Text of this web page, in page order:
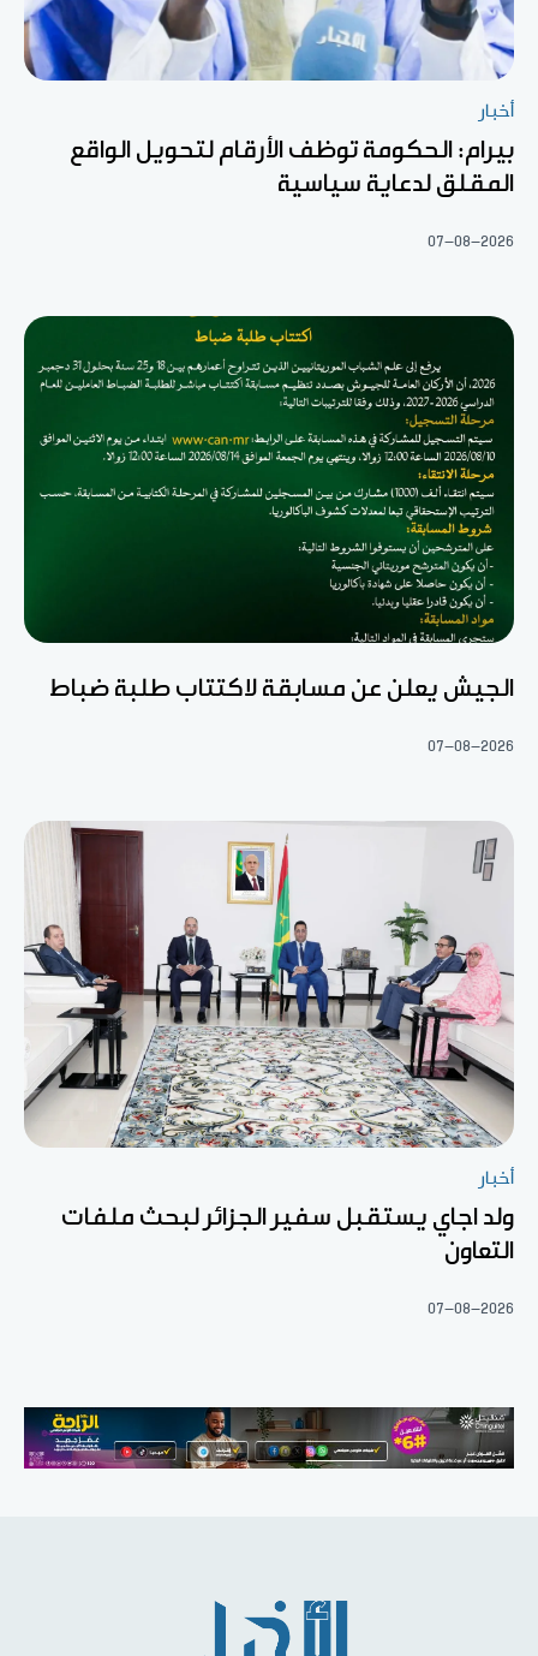
أخبار
بيرام: الحكومة توظف الأرقام لتحويل الواقع
المقلق لدعاية سياسية
07-08-2026
الجيش يعلن عن مسابقة لاكتتاب طلبة ضباط
07-08-2026
أخبار
ولد اجاي يستقبل سفير الجزائر لبحث ملفات
التعاون
07-08-2026